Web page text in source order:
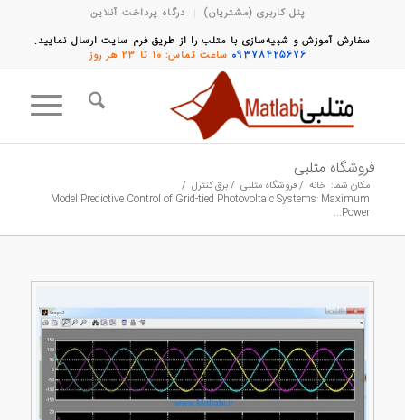
پنل کاربری (مشتریان)
درگاه پرداخت آنلاین
سفارش آموزش و شبیه‌سازی با متلب را از طریق فرم سایت ارسال نمایید.
09378425676 ساعت تماس: 10 تا 23 هر روز
فروشگاه متلبی
مکان شما: خانه /فروشگاه متلبی /برق کنترل /
Model Predictive Control of Grid-tied Photovoltaic Systems: Maximum
Power...